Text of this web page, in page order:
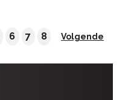
6 7 8 Volgende